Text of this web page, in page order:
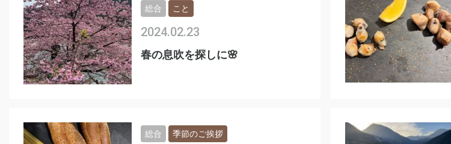
春の息吹を探しに🌸
2024.02.23
総合 こと
総合 季節のご挨拶